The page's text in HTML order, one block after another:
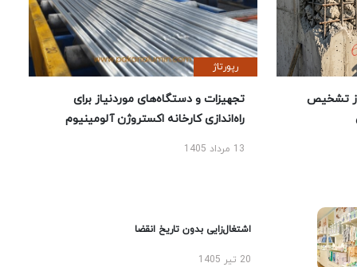
تشخیص
رپورتاژ
تجهیزات و دستگاه‌های موردنیاز برای
راه‌اندازی کارخانه اکستروژن آلومینیوم
13 مرداد 1405
اشتغال‌زایی بدون تاریخ انقضا
20 تیر 1405